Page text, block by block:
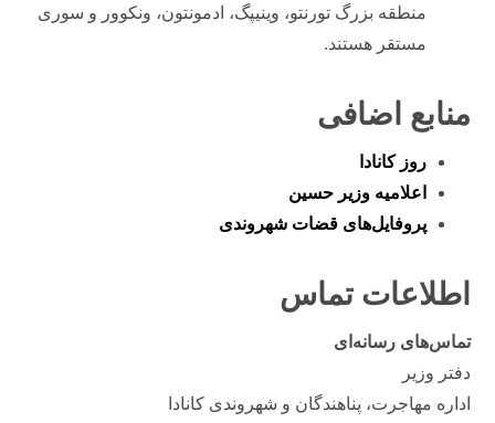
منطقه بزرگ تورنتو، وینیپگ، ادمونتون، ونکوور و سوری
مستقر هستند.
منابع اضافی
روز کانادا
اعلامیه وزیر حسین
پروفایل‌های قضات شهروندی
اطلاعات تماس
تماس‌های رسانه‌ای
دفتر وزیر
اداره مهاجرت، پناهندگان و شهروندی کانادا